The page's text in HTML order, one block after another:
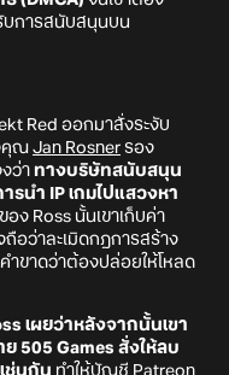
บการสนับสนุนบน
Red ออกมาสั่งระงับ
คุณ Jan Rosner รอง
ว่า ทางบริษัทสนับสนุน
รนำ IP เกมไปแสวงหา
ง Ross นั้นเขาเก็บค่า
ถือว่าละเมิดกฎการสร้าง
ขาดว่าต้องปล่อยให้โหลด
เผยว่าหลังจากนั้นเขา
505 Games สั่งให้ลบ
ช่นกัน ทำให้บัญชี Patreon